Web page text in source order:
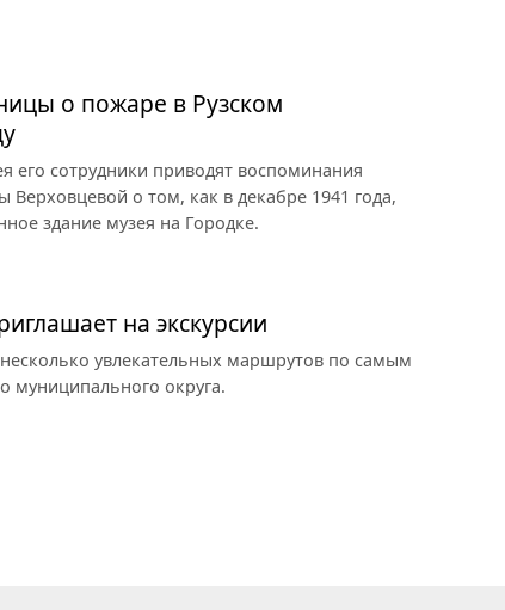
о пожаре в Рузском
его сотрудники приводят воспоминания
о том, как в декабре 1941 года,
здание музея на Городке.
на экскурсии
увлекательных маршрутов по самым
муниципального округа.